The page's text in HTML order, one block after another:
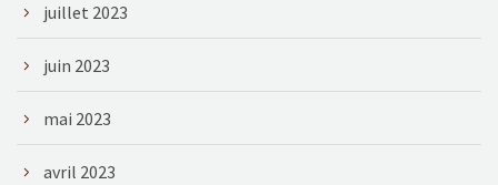
juillet 2023
juin 2023
mai 2023
avril 2023